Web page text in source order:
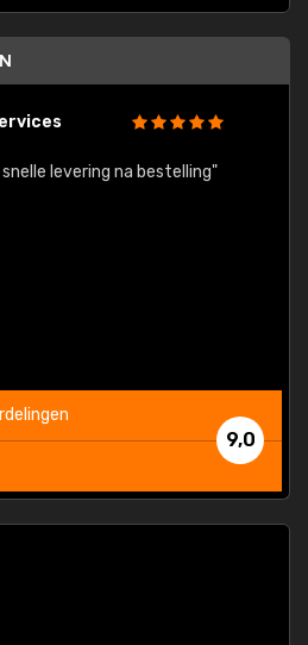
levering na bestelling"
9,0